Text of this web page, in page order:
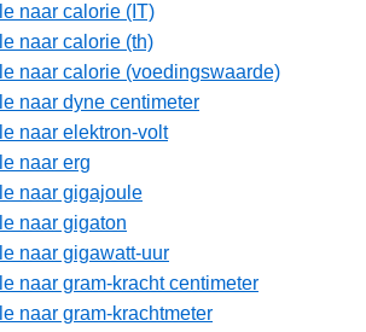
naar calorie (IT)
naar calorie (th)
naar calorie (voedingswaarde)
naar dyne centimeter
naar elektron-volt
naar erg
naar gigajoule
naar gigaton
naar gigawatt-uur
naar gram-kracht centimeter
naar gram-krachtmeter